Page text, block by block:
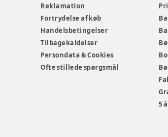
Reklamation
Fortrydelse af køb
Handelsbetingelser
Tilbagekaldelser
Persondata & Cookies
Ofte stillede spørgsmål
5